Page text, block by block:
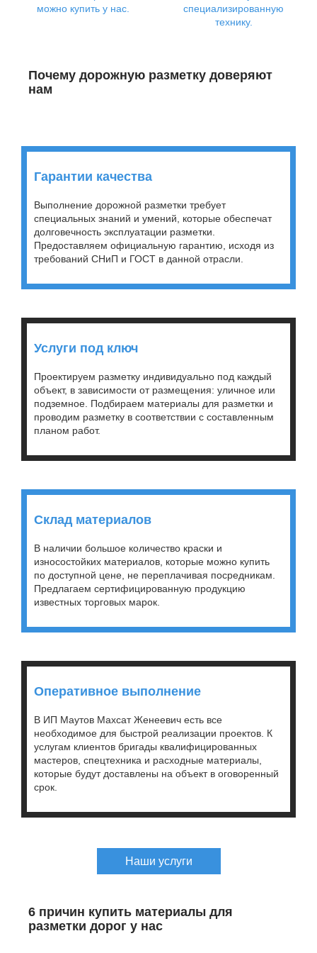
можно купить у нас.
специализированную
технику.
Почему дорожную разметку доверяют
нам
Гарантии качества
Выполнение дорожной разметки требует
специальных знаний и умений, которые обеспечат
долговечность эксплуатации разметки.
Предоставляем официальную гарантию, исходя из
требований СНиП и ГОСТ в данной отрасли.
Услуги под ключ
Проектируем разметку индивидуально под каждый
объект, в зависимости от размещения: уличное или
подземное. Подбираем материалы для разметки и
проводим разметку в соответствии с составленным
планом работ.
Склад материалов
В наличии большое количество краски и
износостойких материалов, которые можно купить
по доступной цене, не переплачивая посредникам.
Предлагаем сертифицированную продукцию
известных торговых марок.
Оперативное выполнение
В ИП Маутов Махсат Женеевич есть все
необходимое для быстрой реализации проектов. К
услугам клиентов бригады квалифицированных
мастеров, спецтехника и расходные материалы,
которые будут доставлены на объект в оговоренный
срок.
Наши услуги
6 причин купить материалы для
разметки дорог у нас